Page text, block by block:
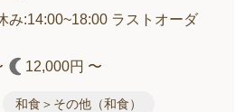
み:14:00~18:00 ラストオーダ
12,000円 〜
和食＞その他（和食）